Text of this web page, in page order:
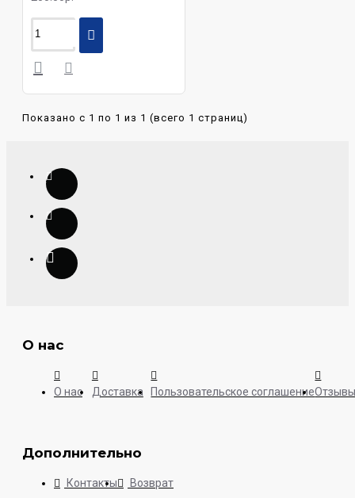
Показано с 1 по 1 из 1 (всего 1 страниц)
О нас
О нас Доставка Пользовательское соглашение
Дополнительно
Контакты Возврат